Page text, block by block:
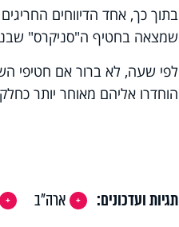
בתוך כך, אחד הדיווחים
שמצאה בחטיף ה"סניקרס"
לפי שעה, לא ברור אם חטיפי
הוחדרו אליהם מאוחר יותר
תגיות ועדכונים: ארה"ב